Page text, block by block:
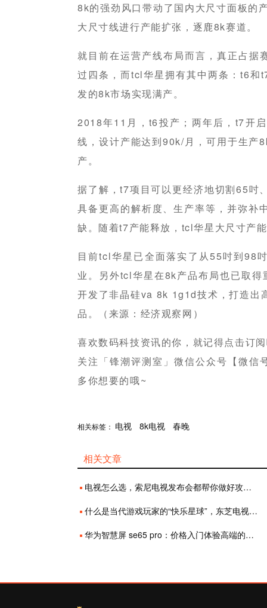
8k的强劲风口带动了国内大尺寸面板的
大尺寸线进行产能扩张，逐鹿8k赛道。
就目前在运营产线布局而言，真正占据
过四条，而tcl华星拥有其中两条：t6和
发的8k市场实现满产。
2018年11月，t6投产；两年后，t7开
线，设计产能达到90k/月，可用于生产
产。
据了解，t7项目可以更经济地切割65吋
具备更高的解析度、生产率等，并弥补
缺。随着t7产能释放，tcl华星大尺寸产
目前tcl华星已全面落实了从55吋到98
业。另外tcl华星在8k产品布局也已取
开发了非晶硅va 8k 1g1d技术，打造出
品。（来源：经济观察网）
喜欢数码科技资讯的你，就记得点击订
关注「锋潮评测室」微信公众号【微
多你想要的哦~
相关标签： 电视 8k电视 春晚
分享 赞
相关文章
电视怎么选，索尼电视发布会都帮你做好攻略了
什么是当代游戏玩家的“快乐星球”，东芝电视为大屏畅玩游戏提供“正解”
华为智慧屏 se65 pro：价格入门体验高端的诚意之作